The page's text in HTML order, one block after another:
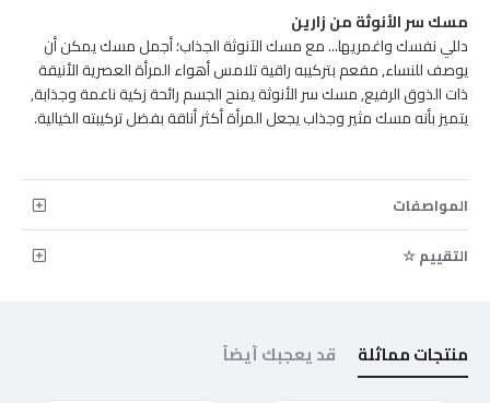
مسك سر الأنوثة من زارين
دللي نفسك واغمريها... مع مسك الآنوثة الجذاب؛ أجمل مسك يمكن أن
يوصف للنساء, مفعم بتركيبه راقية تلامس أهواء المرأة العصرية الأنيقة
ذات الذوق الرفيع, مسك سر الأنوثة يمنح الجسم رائحة زكية ناعمة وجذابة,
يتميز بأنه مسك مثير وجذاب يجعل المرأة أكثر أناقة بفضل تركيبته الخيالية.
المواصفات
التقييم ☆
منتجات مماثلة قد يعجبك أيضاً